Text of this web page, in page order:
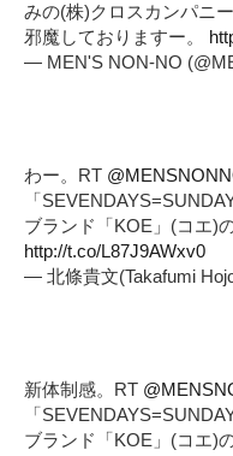
みの(株)クロスカンパニ
邪魔しておりますー。
— MEN'S NON-NO
わー。RT
「
ブランド「KOE」(コエ)
http://t.co/L87J9AWxv0
— 北條貴文(Takafumi
新体制感。RT
「
ブランド「KOE」(コエ)